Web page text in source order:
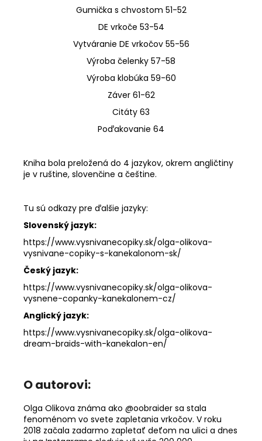
Gumička s chvostom 51-52
DE vrkoče 53-54
Vytváranie DE vrkočov 55-56
Výroba čelenky 57-58
Výroba klobúka 59-60
Záver 61-62
Citáty 63
Poďakovanie 64
Kniha bola preložená do 4 jazykov, okrem angličtiny
je v ruštine, slovenčine a češtine.
Tu sú odkazy pre ďalšie jazyky:
Slovenský jazyk:
https://www.vysnivanecopiky.sk/olga-olikova-
vysnivane-copiky-s-kanekalonom-sk/
Český jazyk:
https://www.vysnivanecopiky.sk/olga-olikova-
vysnene-copanky-kanekalonem-cz/
Anglický jazyk:
https://www.vysnivanecopiky.sk/olga-olikova-
dream-braids-with-kanekalon-en/
O autorovi:
Olga Olikova známa ako @oobraider sa stala
fenoménom vo svete zapletania vrkočov. V roku
2018 začala zadarmo zapletať deťom na ulici a dnes